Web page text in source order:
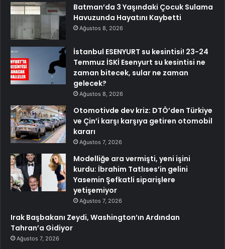
Batman’da 3 Yaşındaki Çocuk Sulama
Havuzunda Hayatını Kaybetti
Ağustos 8, 2026
İstanbul ESENYURT su kesintisi! 23-24
Temmuz İSKİ Esenyurt su kesintisi ne
zaman bitecek, sular ne zaman
gelecek?
Ağustos 8, 2026
Otomotivde dev kriz: DTÖ’den Türkiye
ve Çin’i karşı karşıya getiren otomobil
kararı
Ağustos 7, 2026
Modelliğe ara vermişti, yeni işini
kurdu: İbrahim Tatlıses’in gelini
Yasemin Şefkatli siparişlere
yetişemiyor
Ağustos 7, 2026
Irak Başbakanı Zeydi, Washington’ın Ardından
Tahran’a Gidiyor
Ağustos 7, 2026